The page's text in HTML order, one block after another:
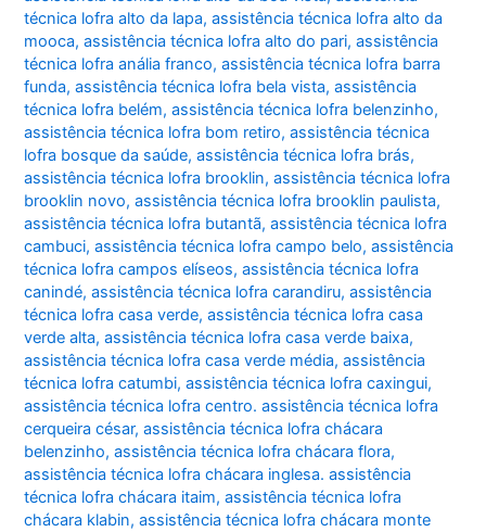
técnica lofra alto da lapa,assistência técnica lofra alto da
mooca,assistência técnica lofra alto do pari,assistência
técnica lofra anália franco,assistência técnica lofra barra
funda,assistência técnica lofra bela vista,assistência
técnica lofra belém,assistência técnica lofra belenzinho,
assistência técnica lofra bom retiro,assistência técnica
lofra bosque da saúde,assistência técnica lofra brás,
assistência técnica lofra brooklin,assistência técnica lofra
brooklin novo,assistência técnica lofra brooklin paulista,
assistência técnica lofra butantã,assistência técnica lofra
cambuci,assistência técnica lofra campo belo,assistência
técnica lofra campos elíseos,assistência técnica lofra
canindé,assistência técnica lofra carandiru,assistência
técnica lofra casa verde,assistência técnica lofra casa
verde alta,assistência técnica lofra casa verde baixa,
assistência técnica lofra casa verde média,assistência
técnica lofra catumbi,assistência técnica lofra caxingui,
assistência técnica lofra centro. assistência técnica lofra
cerqueira césar,assistência técnica lofra chácara
belenzinho,assistência técnica lofra chácara flora,
assistência técnica lofra chácara inglesa. assistência
técnica lofra chácara itaim,assistência técnica lofra
chácara klabin,assistência técnica lofra chácara monte